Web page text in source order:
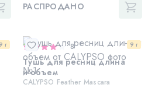
РАСПРОДАНО
9 г 9 г
8
Тушь для ресниц длина
и объем
CALYPSO Feather Mascara